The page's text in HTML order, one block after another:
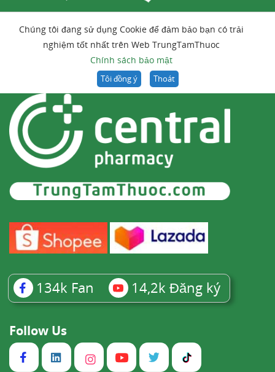
Chúng tôi đang sử dụng Cookie để đảm bảo bạn có trải
nghiệm tốt nhất trên Web TrungTamThuoc
Chính sách bảo mật
Tôi đồng ý Thoát
134k Fan 14,2k Đăng ký
Follow Us